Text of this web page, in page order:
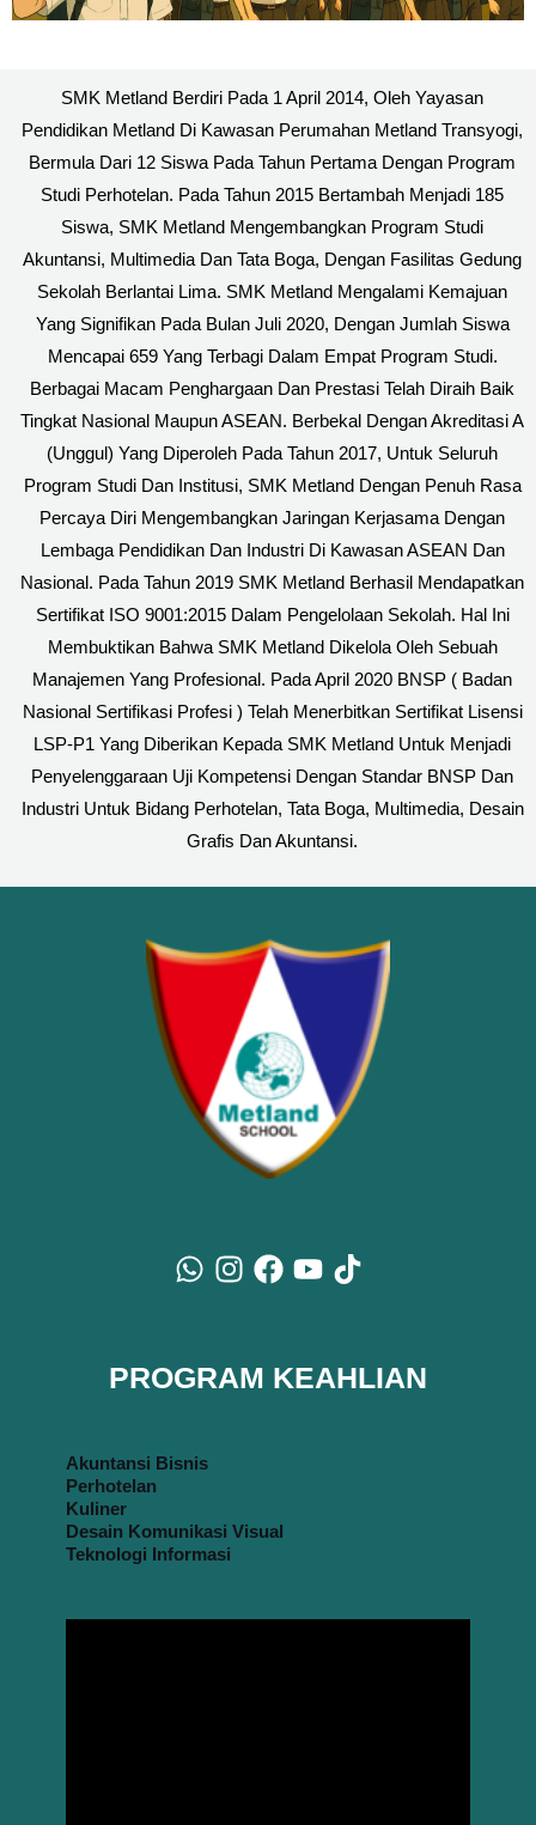
SMK Metland Berdiri Pada 1 April 2014, Oleh Yayasan
Pendidikan Metland Di Kawasan Perumahan Metland Transyogi,
Bermula Dari 12 Siswa Pada Tahun Pertama Dengan Program
Studi Perhotelan. Pada Tahun 2015 Bertambah Menjadi 185
Siswa, SMK Metland Mengembangkan Program Studi
Akuntansi, Multimedia Dan Tata Boga, Dengan Fasilitas Gedung
Sekolah Berlantai Lima. SMK Metland Mengalami Kemajuan
Yang Signifikan Pada Bulan Juli 2020, Dengan Jumlah Siswa
Mencapai 659 Yang Terbagi Dalam Empat Program Studi.
Berbagai Macam Penghargaan Dan Prestasi Telah Diraih Baik
Tingkat Nasional Maupun ASEAN. Berbekal Dengan Akreditasi A
(unggul) Yang Diperoleh Pada Tahun 2017, Untuk Seluruh
Program Studi Dan Institusi, SMK Metland Dengan Penuh Rasa
Percaya Diri Mengembangkan Jaringan Kerjasama Dengan
Lembaga Pendidikan Dan Industri Di Kawasan ASEAN Dan
Nasional. Pada Tahun 2019 SMK Metland Berhasil Mendapatkan
Sertifikat ISO 9001:2015 Dalam Pengelolaan Sekolah. Hal Ini
Membuktikan Bahwa SMK Metland Dikelola Oleh Sebuah
Manajemen Yang Profesional. Pada April 2020 BNSP ( Badan
Nasional Sertifikasi Profesi ) Telah Menerbitkan Sertifikat Lisensi
LSP-P1 Yang Diberikan Kepada SMK Metland Untuk Menjadi
Penyelenggaraan Uji Kompetensi Dengan Standar BNSP Dan
Industri Untuk Bidang Perhotelan, Tata Boga, Multimedia, Desain
Grafis Dan Akuntansi.
PROGRAM KEAHLIAN
Akuntansi Bisnis
Perhotelan
Kuliner
Desain Komunikasi Visual
Teknologi Informasi